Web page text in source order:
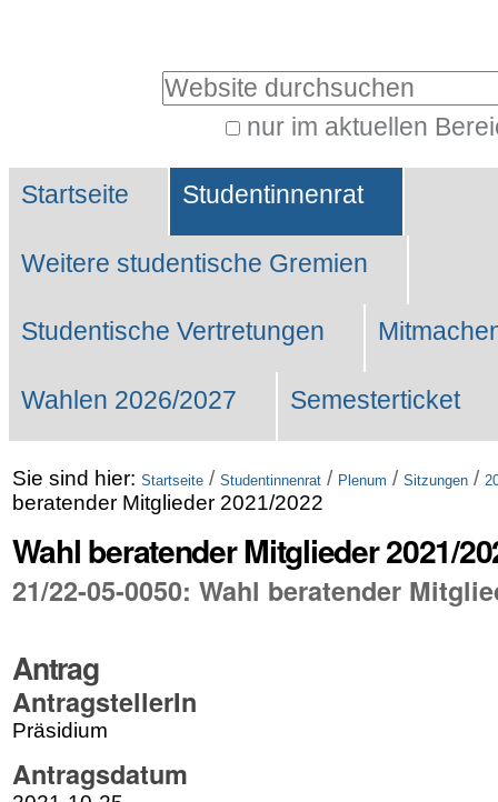
Website durchsuchen
nur im aktuellen
Suche…
Sektionen
Startseite Studentinnenrat
Weitere studentische Gremien
Studentische Vertretungen
Wahlen 2026/2027 Semesterticket
Sie sind hier: Startseite / Studentinnenrat / Plenum / Sitzungen /
beratender Mitglieder 2021/2022
Wahl beratender Mitglieder 2021/
21/22-05-0050: Wahl beratender
Antrag
AntragstellerIn
Präsidium
Antragsdatum